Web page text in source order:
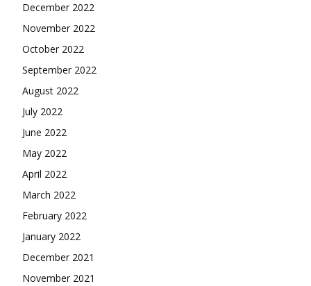
December 2022
November 2022
October 2022
September 2022
August 2022
July 2022
June 2022
May 2022
April 2022
March 2022
February 2022
January 2022
December 2021
November 2021